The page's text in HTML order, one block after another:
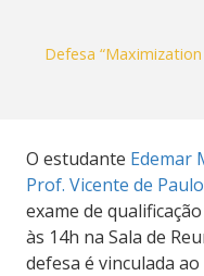
Defesa
O estudante Edemar
Prof. Vicente de
exame de
às 14h na Sala de
defesa é vinculada ao